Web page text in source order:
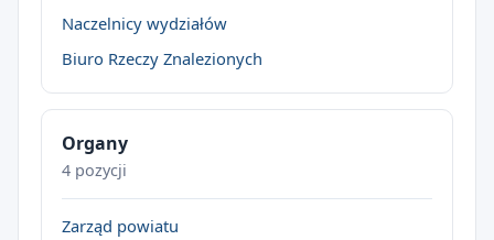
Naczelnicy wydziałów
Biuro Rzeczy Znalezionych
Organy
4 pozycji
Zarząd powiatu